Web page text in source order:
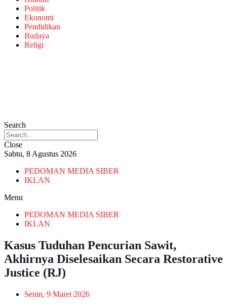
Politik
Ekonomi
Pendidikan
Budaya
Religi
Search
Close
Sabtu, 8 Agustus 2026
PEDOMAN MEDIA SIBER
IKLAN
Menu
PEDOMAN MEDIA SIBER
IKLAN
Kasus Tuduhan Pencurian Sawit,
Akhirnya Diselesaikan Secara Restorative
Justice (RJ)
Senin, 9 Maret 2026